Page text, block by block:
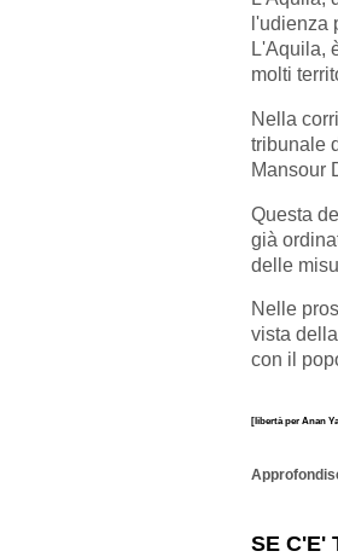
l'udienza
L'Aquila,
molti
Nella
tribunale
Mansour
Questa
già
delle
Nelle
vista
con il
[libertà per Anan
SE C'E'